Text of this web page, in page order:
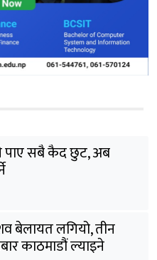
पाए सबै कैद छुट, अब
बेलायत लगियो, तीन
काठमाडौं ल्याइने